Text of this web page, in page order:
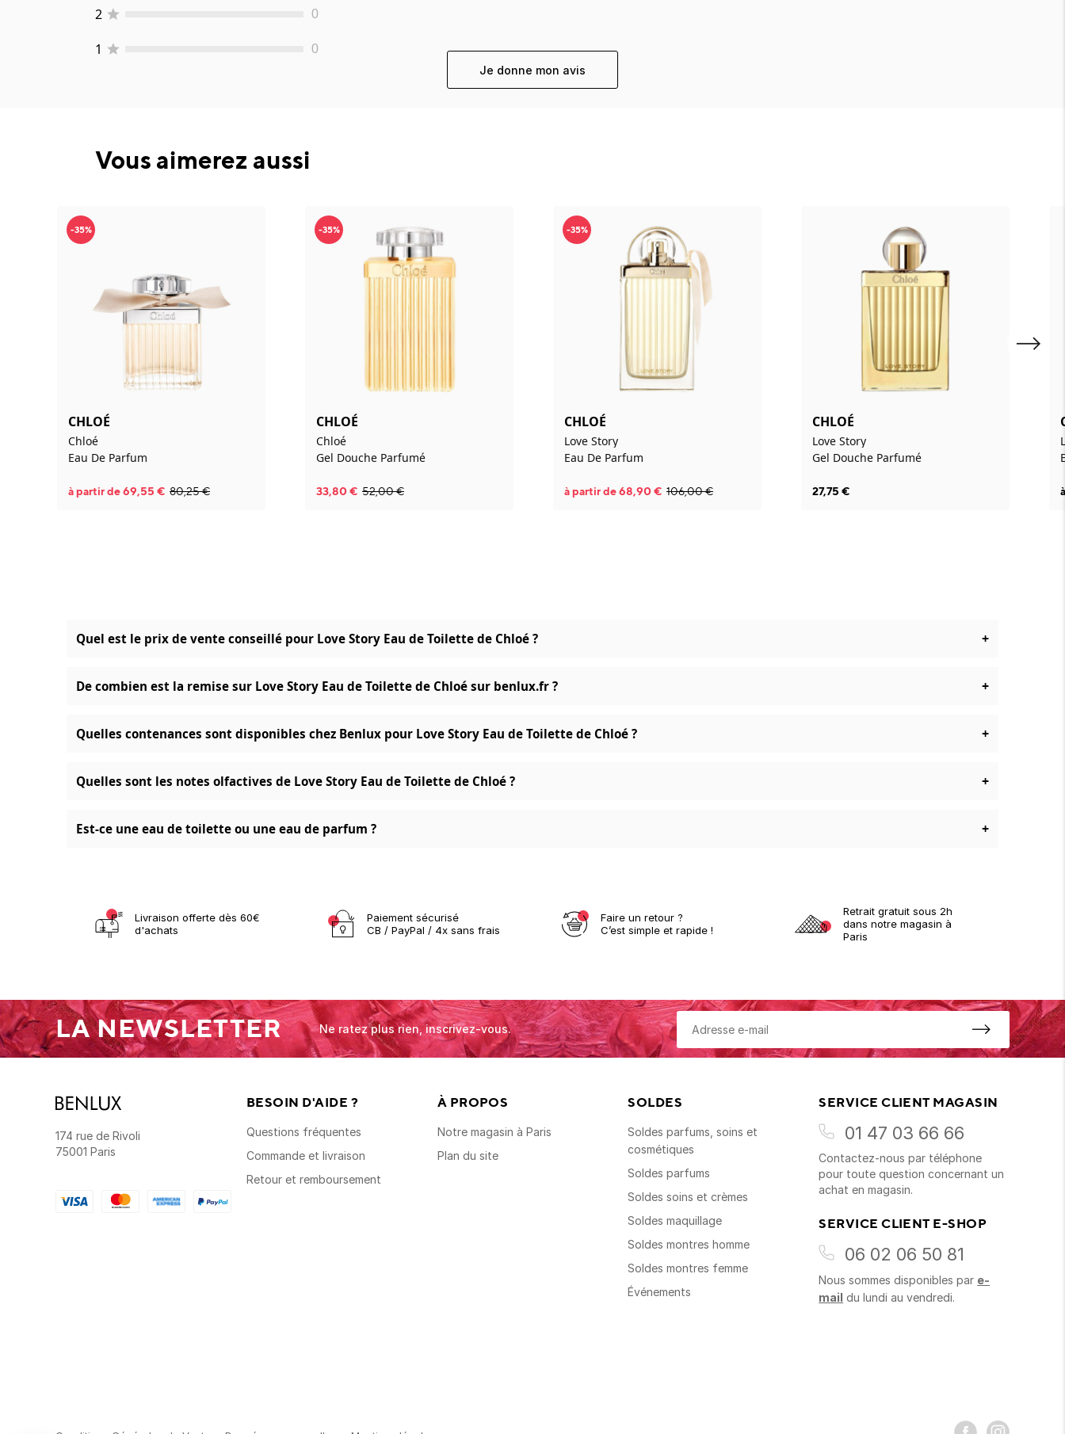
2 0
1 0
Je donne mon avis
Vous aimerez aussi
-35%
CHLOÉ
Chloé
Eau De Parfum
à partir de69,55 € 80,25€
-35%
CHLOÉ
Chloé
Gel Douche Parfumé
33,80€ 52,00€
-35%
CHLOÉ
Love Story
Eau De Parfum
à partir de68,90€ 106,00€
CHLOÉ
Love Story
Gel Douche Parfumé
27,75 €
Quel est le prix de vente conseillé pour Love Story Eau de Toilette de Chloé ? +
De combien est la remise sur Love Story Eau de Toilette de Chloé sur benlux.fr ? +
Quelles contenances sont disponibles chez Benlux pour Love Story Eau de Toilette de Chloé ? +
Quelles sont les notes olfactives de Love Story Eau de Toilette de Chloé ? +
Est-ce une eau de toilette ou une eau de parfum ? +
Livraison offerte dès 60€
d'achats
Paiement sécurisé
CB / PayPal / 4x sans frais
Faire un retour ?
C’est simple et rapide !
Retrait gratuit sous 2h
dans notre magasin à
Paris
LA NEWSLETTER Ne ratez plus rien, inscrivez-vous.
174 rue de Rivoli
75001 Paris
BESOIN D'AIDE ?
Questions fréquentes
Commande et livraison
Retour et remboursement
À PROPOS
Notre magasin à Paris
Plan du site
SOLDES
Soldes parfums, soins et
cosmétiques
Soldes parfums
Soldes soins et crèmes
Soldes maquillage
Soldes montres homme
Soldes montres femme
Événements
SERVICE CLIENT MAGASIN
01 47 03 66 66
Contactez-nous par téléphone
pour toute question concernant un
achat en magasin.
SERVICE CLIENT E-SHOP
06 02 06 50 81
Nous sommes disponibles par e-
mail du lundi au vendredi.